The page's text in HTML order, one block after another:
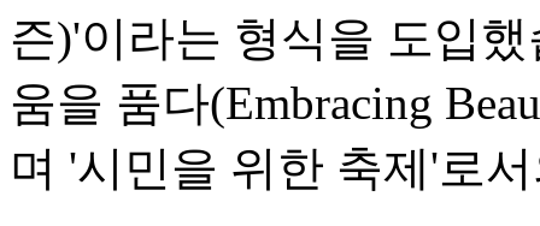
즌)'이라는 형식을 도입
움을 품다(Embracing
며 '시민을 위한 축제'로